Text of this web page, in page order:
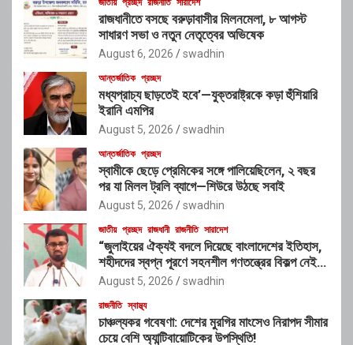
রাজধানীতে বসছে বরুড়াবাসীর মিলনমেলা, ৮ আগস্ট
সাধারণ সভা ও নতুন নেতৃত্বের অভিষেক
August 6, 2026 swadhin
আন্তর্জাতিক প্রচ্ছদ
মধ্যপ্রাচ্য ছাড়তেই হবে’—যুক্তরাষ্ট্রকে কড়া হুঁশিয়ারি
ইরানি এমপির
August 5, 2026 swadhin
আন্তর্জাতিক প্রচ্ছদ
স্বামীকে ছেড়ে প্রেমিকের সঙ্গে পালিয়েছিলেন, ২ বছর
পর যা মিলল ট্রলি ব্যাগে—শিউরে উঠছে সবাই
August 5, 2026 swadhin
জাতীয় প্রচ্ছদ রাজধানী রাজনীতি সারাদেশ
“জুলাইয়ের ঐক্যই বদলে দিয়েছে বাংলাদেশের ইতিহাস,
শহীদদের স্বপ্ন পূরণে সহনশীল গণতন্ত্রের বিকল্প নেই” :
রাশেদ খাঁন
August 5, 2026 swadhin
রাজনীতি স্বাস্থ্য
চাঞ্চল্যকর গবেষণা: দেশের মুরগির মাংসেও নিরাপদ সীমার
চেয়ে বেশি অ্যান্টিবায়োটিকের উপস্থিতি!